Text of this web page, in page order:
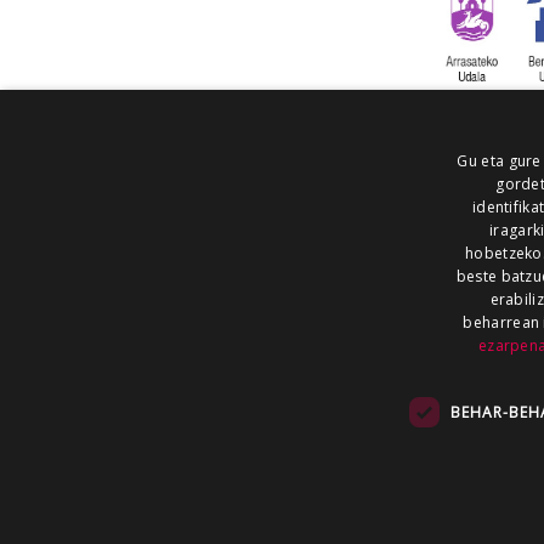
ALEA
NOAUA
Gu eta
hobetzeko.
beste
beharrean
BEHAR-